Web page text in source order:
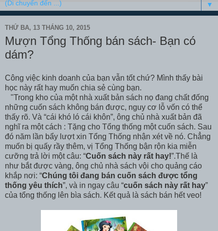
▼
THỨ BA, 13 THÁNG 10, 2015
Mượn Tổng Thống bán sách- Bạn có
dám?
Công việc kinh doanh của bạn vẫn tốt chứ? Mình thấy bài
học này rất hay muốn chia sẻ cùng bạn.
"Trong kho của một nhà xuất bản sách nọ đang chất đống
những cuốn sách không bán được, nguy cơ lỗ vốn có thể
thấy rõ. Và “cái khó ló cái khôn”, ông chủ nhà xuất bản đã
nghĩ ra một cách : Tặng cho Tổng thống một cuốn sách. Sau
đó năm lần bẩy lượt xin Tổng Thống nhận xét về nó. Chẳng
muốn bị quấy rầy thêm, vị Tổng Thống bận rộn kia miễn
cưỡng trả lời một câu: “Cuốn sách này rất hay!”.Thế là
như bắt được vàng, ông chủ nhà sách vội cho quảng cáo
khắp nơi: “Chúng tôi đang bán cuốn sách được tổng
thống yêu thích”, và in ngay câu “cuốn sách này rất hay”
của tổng thống lên bìa sách. Kết quả là sách bán hết veo!